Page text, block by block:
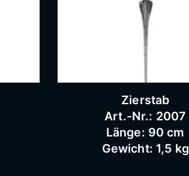
Zierstab
Art.-Nr.: 2007
Länge: 90 cm
Gewicht: 1,5 kg